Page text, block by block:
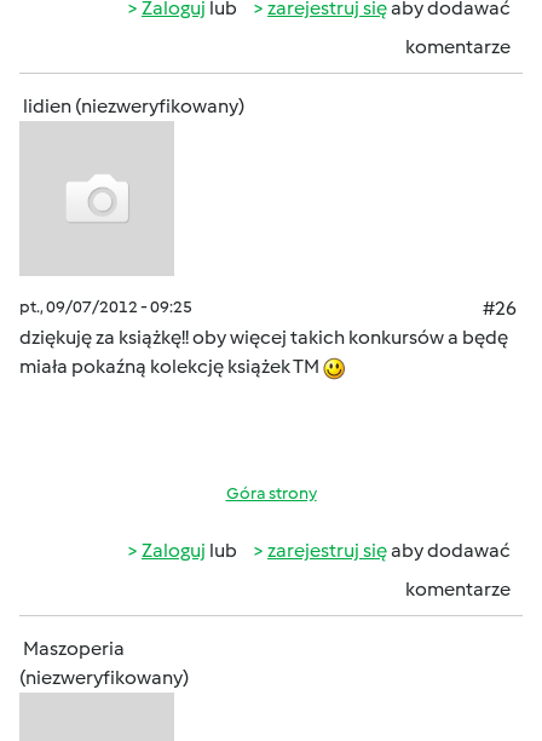
Zaloguj lub zarejestruj sięaby dodawać
komentarze
lidien (niezweryfikowany)
pt., 09/07/2012 - 09:25
#26
dziękuję za książkę!! oby więcej takich konkursów a będę
miała pokaźną kolekcję książek TM
Góra strony
Zaloguj lub zarejestruj sięaby dodawać
komentarze
Maszoperia
(niezweryfikowany)